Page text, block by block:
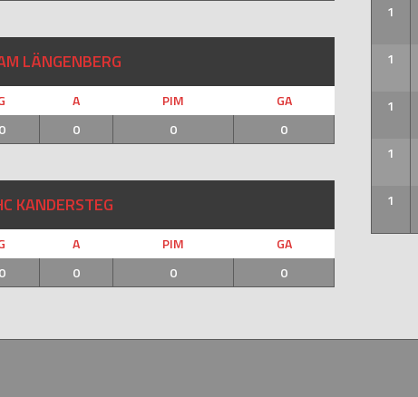
LÄNGENBERG
A PIM
GA
0
0 0 0
KANDERSTEG
A PIM
GA
0
0 0 0
1
1
1
1
1